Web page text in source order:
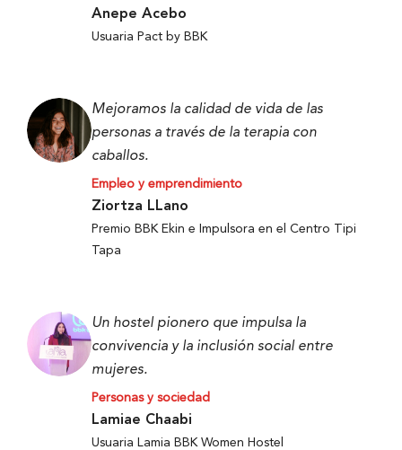
Anepe Acebo
Usuaria Pact by BBK
Mejoramos la calidad de vida de las
personas a través de la terapia con
caballos.
Empleo y emprendimiento
Ziortza LLano
Premio BBK Ekin e Impulsora en el Centro Tipi
Tapa
Un hostel pionero que impulsa la
convivencia y la inclusión social entre
mujeres.
Personas y sociedad
Lamiae Chaabi
Usuaria Lamia BBK Women Hostel